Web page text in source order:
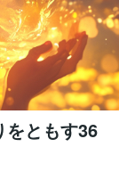
をともす36